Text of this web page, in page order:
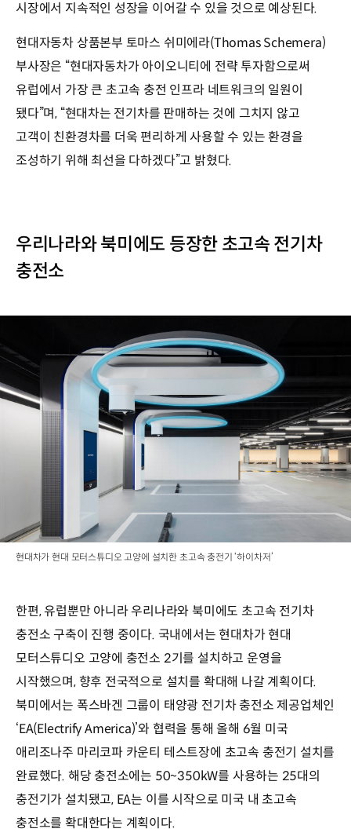
시장에서 지속적인 성장을 이어갈 수 있을 것으로 예상된다.
현대자동차 상품본부 토마스 쉬미에라(Thomas Schemera)
부사장은 “현대자동차가 아이오니티에 전략 투자함으로써
유럽에서 가장 큰 초고속 충전 인프라 네트워크의 일원이
됐다”며, “현대차는 전기차를 판매하는 것에 그치지 않고
고객이 친환경차를 더욱 편리하게 사용할 수 있는 환경을
조성하기 위해 최선을 다하겠다”고 밝혔다.
우리나라와 북미에도 등장한 초고속 전기차
충전소
현대차가 현대 모터스튜디오 고양에 설치한 초고속 충전기 ‘하이차저’
한편, 유럽뿐만 아니라 우리나라와 북미에도 초고속 전기차
충전소 구축이 진행 중이다. 국내에서는 현대차가 현대
모터스튜디오 고양에 충전소 2기를 설치하고 운영을
시작했으며, 향후 전국적으로 설치를 확대해 나갈 계획이다.
북미에서는 폭스바겐 그룹이 태양광 전기차 충전소 제공업체인
‘EA(Electrify America)’와 협력을 통해 올해 6월 미국
애리조나주 마리코파 카운티 테스트장에 초고속 충전기 설치를
완료했다. 해당 충전소에는 50~350kW를 사용하는 25대의
충전기가 설치됐고, EA는 이를 시작으로 미국 내 초고속
충전소를 확대한다는 계획이다.